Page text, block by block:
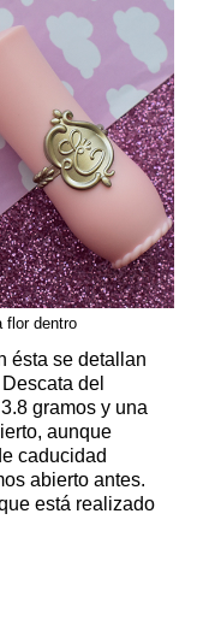
flor dentro
ésta se detallan
del
gramos y una
aunque
caducidad
abierto antes.
está realizado